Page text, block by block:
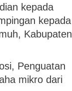
kepada
kepada
Kabupaten
Penguatan
mikro dari